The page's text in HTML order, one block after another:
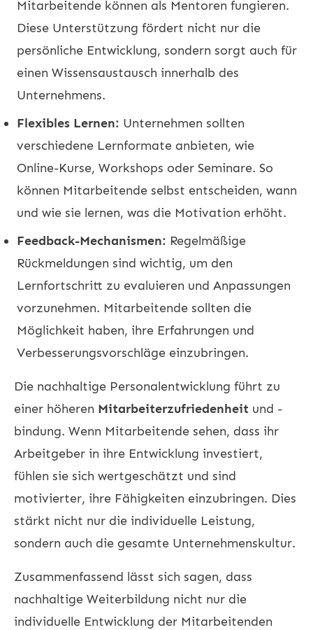
Mitarbeitende können als Mentoren fungieren.
Diese Unterstützung fördert nicht nur die
persönliche Entwicklung, sondern sorgt auch für
einen Wissensaustausch innerhalb des
Unternehmens.
Flexibles Lernen: Unternehmen sollten
verschiedene Lernformate anbieten, wie
Online-Kurse, Workshops oder Seminare. So
können Mitarbeitende selbst entscheiden, wann
und wie sie lernen, was die Motivation erhöht.
Feedback-Mechanismen: Regelmäßige
Rückmeldungen sind wichtig, um den
Lernfortschritt zu evaluieren und Anpassungen
vorzunehmen. Mitarbeitende sollten die
Möglichkeit haben, ihre Erfahrungen und
Verbesserungsvorschläge einzubringen.
Die nachhaltige Personalentwicklung führt zu
einer höheren Mitarbeiterzufriedenheit und -
bindung. Wenn Mitarbeitende sehen, dass ihr
Arbeitgeber in ihre Entwicklung investiert,
fühlen sie sich wertgeschätzt und sind
motivierter, ihre Fähigkeiten einzubringen. Dies
stärkt nicht nur die individuelle Leistung,
sondern auch die gesamte Unternehmenskultur.
Zusammenfassend lässt sich sagen, dass
nachhaltige Weiterbildung nicht nur die
individuelle Entwicklung der Mitarbeitenden